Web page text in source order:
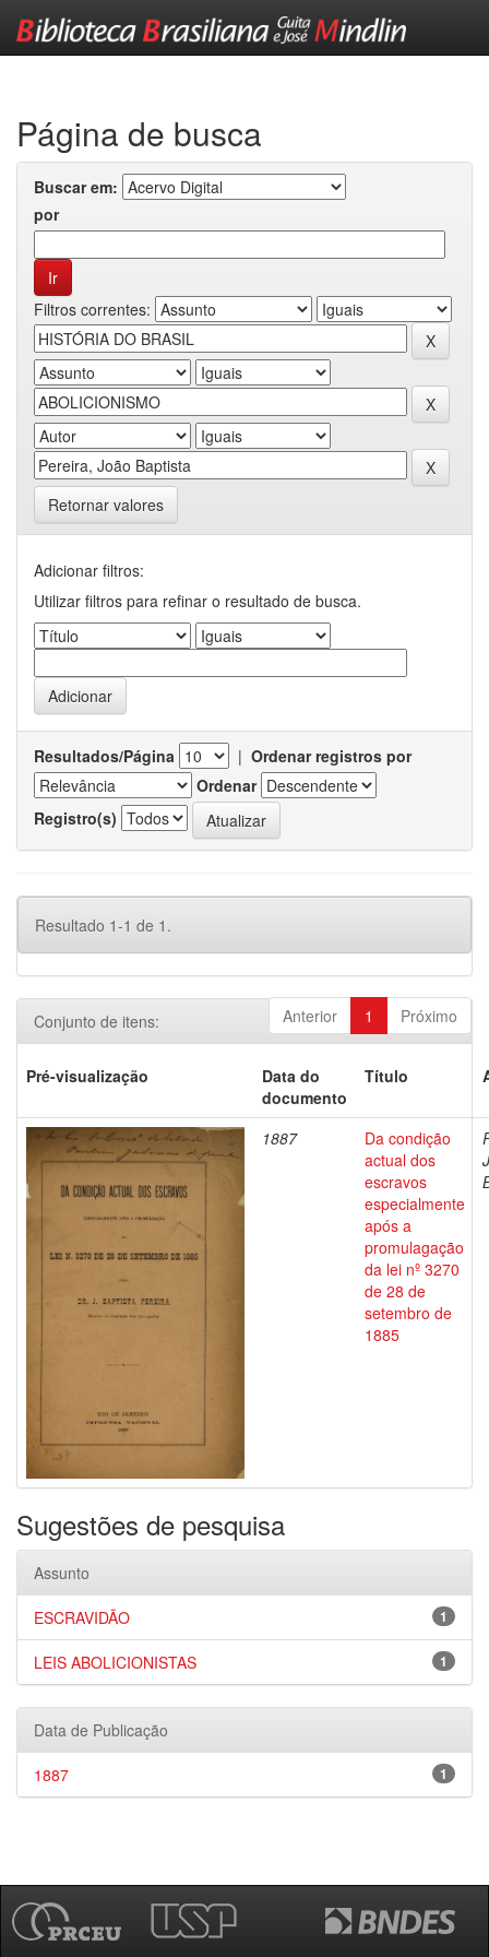
Página de busca
Buscar em:
por
Filtros correntes:
Retornar valores
Adicionar filtros:
Utilizar filtros para refinar o resultado de busca.
Resultados/Página | Ordenar registros por
Ordenar
Registro(s)
Resultado 1-1 de 1.
Anterior 1 Próximo
Conjunto de itens:
Pré-visualização
Data do
documento
Título
1887
Da condição
actual dos
escravos
especialmente
após a
promulagação
da lei nº 3270
de 28 de
setembro de
1885
Sugestões de pesquisa
Assunto
1
ESCRAVIDÃO
1
LEIS ABOLICIONISTAS
Data de Publicação
1
1887